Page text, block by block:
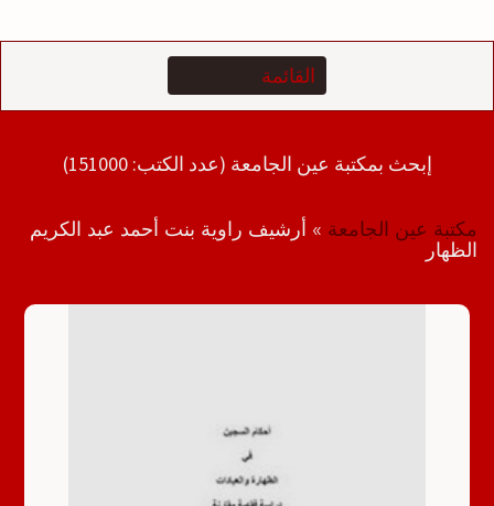
إبحث بمكتبة عين الجامعة (عدد الكتب: 151000)
مكتبة عين الجامعة » أرشيف راوية بنت أحمد عبد الكريم
الظهار